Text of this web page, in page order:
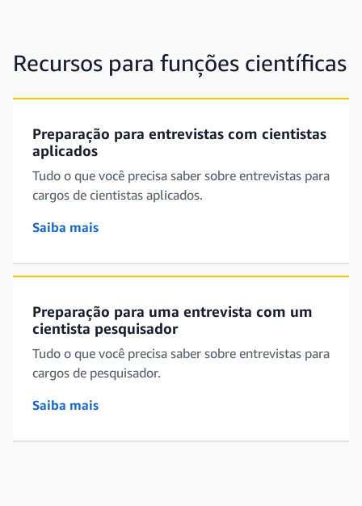
Recursos para funções científicas
Preparação para entrevistas com cientistas
aplicados
Tudo o que você precisa saber sobre entrevistas para
cargos de cientistas aplicados.
Saiba mais
Preparação para uma entrevista com um
cientista pesquisador
Tudo o que você precisa saber sobre entrevistas para
cargos de pesquisador.
Saiba mais